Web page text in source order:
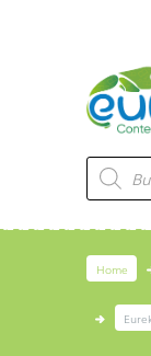
Búsqueda
de
productos
Home